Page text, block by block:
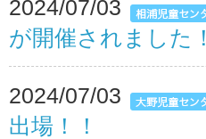
2024/07/03
が開催されました！
2024/07/03
出場！！